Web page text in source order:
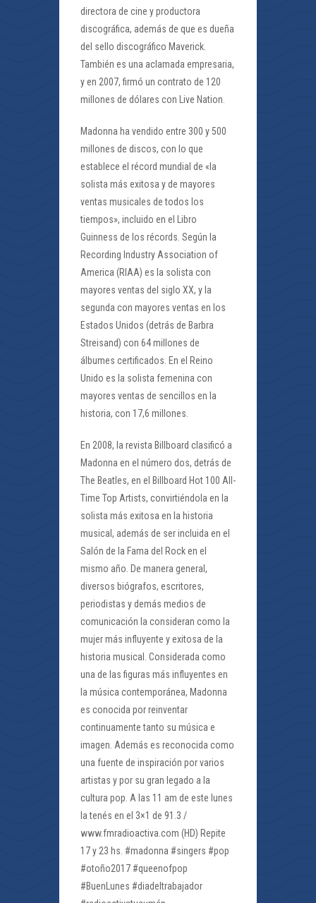
directora de cine y productora
discográfica, además de que es dueña
del sello discográfico Maverick.
También es una aclamada empresaria,
y en 2007, firmó un contrato de 120
millones de dólares con Live Nation.
Madonna ha vendido entre 300 y 500
millones de discos, con lo que
establece el récord mundial de «la
solista más exitosa y de mayores
ventas musicales de todos los
tiempos», incluido en el Libro
Guinness de los récords. Según la
Recording Industry Association of
America (RIAA) es la solista con
mayores ventas del siglo XX, y la
segunda con mayores ventas en los
Estados Unidos (detrás de Barbra
Streisand) con 64 millones de
álbumes certificados. En el Reino
Unido es la solista femenina con
mayores ventas de sencillos en la
historia, con 17,6 millones.
En 2008, la revista Billboard clasificó a
Madonna en el número dos, detrás de
The Beatles, en el Billboard Hot 100 All-
Time Top Artists, convirtiéndola en la
solista más exitosa en la historia
musical, además de ser incluida en el
Salón de la Fama del Rock en el
mismo año. De manera general,
diversos biógrafos, escritores,
periodistas y demás medios de
comunicación la consideran como la
mujer más influyente y exitosa de la
historia musical. Considerada como
una de las figuras más influyentes en
la música contemporánea, Madonna
es conocida por reinventar
continuamente tanto su música e
imagen. Además es reconocida como
una fuente de inspiración por varios
artistas y por su gran legado a la
cultura pop. A las 11 am de este lunes
la tenés en el 3×1 de 91.3 /
www.fmradioactiva.com (HD) Repite
17 y 23 hs. #madonna #singers #pop
#otoño2017 #queenofpop
#BuenLunes #diadeltrabajador